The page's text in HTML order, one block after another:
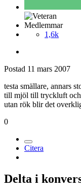
Medlemmar
1,6k
Postad 11 mars 2007
testa smällare, annars
till mjöl till tryckluft
utan rök blir det
0
Citera
Delta i